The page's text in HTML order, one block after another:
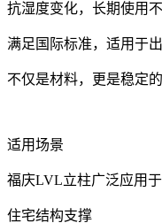
抗湿度变化，长期使用
满足国际标准，适用于
不仅是材料，更是稳定
适用场景
福庆LVL立柱广泛应用于
住宅结构支撑